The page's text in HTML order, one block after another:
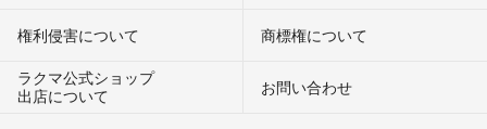
権利侵害について
商標権について
ラクマ公式ショップ
出店について
お問い合わせ